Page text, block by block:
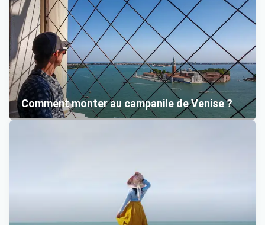
Comment monter au campanile de Venise ?